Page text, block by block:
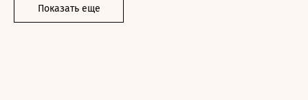
Показать еще